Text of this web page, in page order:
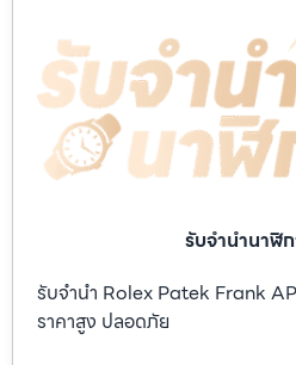
รับจํานํานาฬิ
รับจำนำ Rolex Patek Frank
ราคาสูง ปลอดภัย